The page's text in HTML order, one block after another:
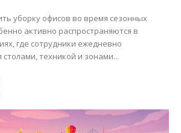
уборку офисов во время сезонных
активно распространяются в
где сотрудники ежедневно
техникой и зонами...